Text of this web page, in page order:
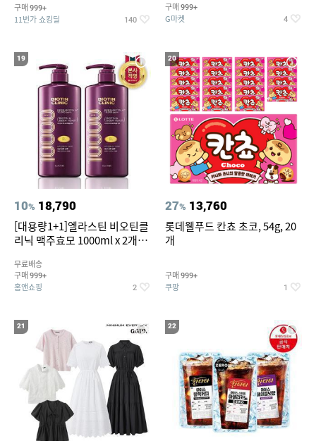
구매 999+
11번가 쇼킹딜 140
구매 999+
G마켓 4
19
10% 18,790
[대용량1+1]엘라스틴 비오틴클
리닉 맥주효모 1000ml x 2개
무료배송
구매 999+
홈앤쇼핑 2
20
27% 13,760
롯데웰푸드 칸쵸 초코, 54g, 20
개
구매 999+
쿠팡 1
21 22